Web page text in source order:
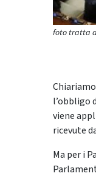
foto tratta
l’obbligo
viene
ricevute
Ma per i